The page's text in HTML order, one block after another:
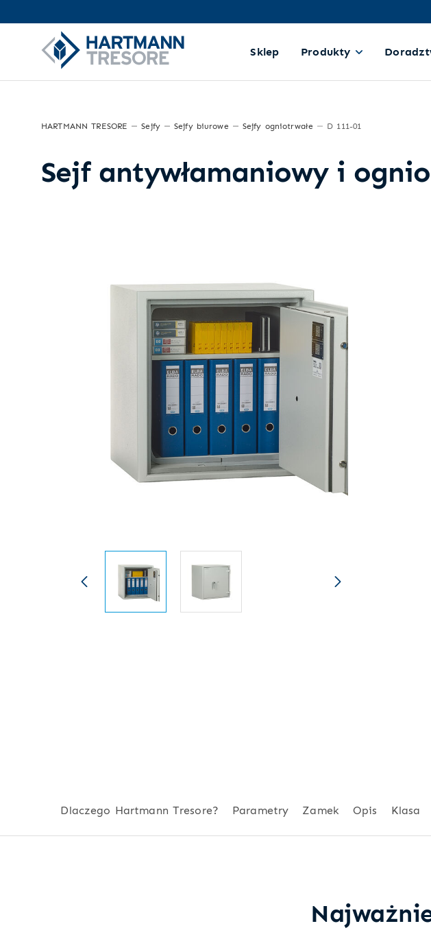
Sklep Produkty
HARTMANN TRESORE Sejfy Sejfy biurowe Sejfy ogniotrwałe D 111-01
Sejf antywłamaniowy i
Dlaczego Hartmann Tresore? Parametry Zamek Opis Klasa